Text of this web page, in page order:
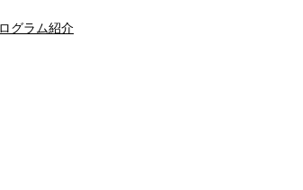
グラム紹介